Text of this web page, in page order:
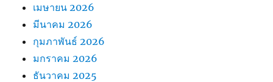
เมษายน 2026
มีนาคม 2026
กุมภาพันธ์ 2026
มกราคม 2026
ธันวาคม 2025